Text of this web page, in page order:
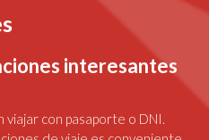
interesantes
viajar con pasaporte o DNI.